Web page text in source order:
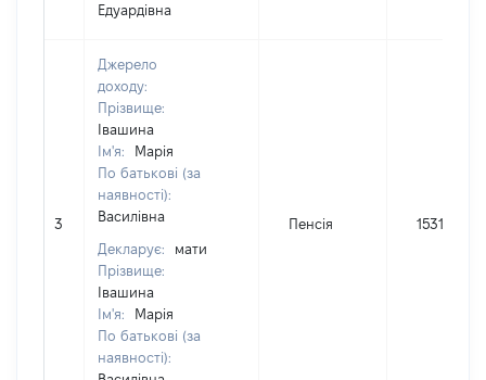
Едуардівна
3
Джерело
доходу:
Прізвище:
Івашина
Ім'я:
Марія
По батькові (за
наявності):
Василівна
Декларує:
мати
Прізвище:
Івашина
Ім'я:
Марія
По батькові (за
наявності):
Пенсія 15314